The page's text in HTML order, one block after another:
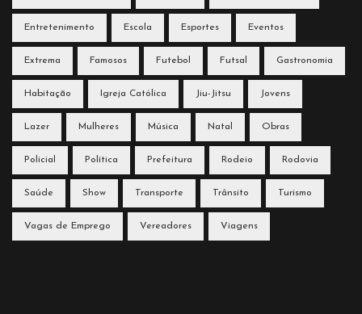
Entretenimento Escola Esportes Eventos
Extrema Famosos Futebol Futsal Gastronomia
Habitação Igreja Católica Jiu-Jitsu Jovens
Lazer Mulheres Música Natal Obras
Policial Política Prefeitura Rodeio Rodovia
Saúde Show Transporte Trânsito Turismo
Vagas de Emprego Vereadores Viagens